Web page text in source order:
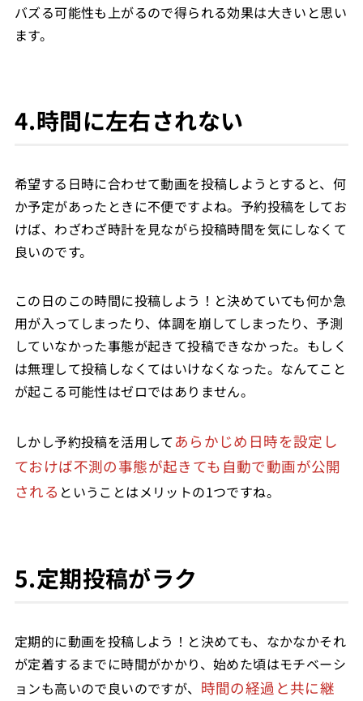
バズる可能性も上がるので得られる効果は大きいと思い
ます。
4.時間に左右されない
希望する日時に合わせて動画を投稿しようとすると、何
か予定があったときに不便ですよね。予約投稿をしてお
けば、わざわざ時計を見ながら投稿時間を気にしなくて
良いのです。
この日のこの時間に投稿しよう！と決めていても何か急
用が入ってしまったり、体調を崩してしまったり、予測
していなかった事態が起きて投稿できなかった。もしく
は無理して投稿しなくてはいけなくなった。なんてこと
が起こる可能性はゼロではありません。
しかし予約投稿を活用して あらかじめ日時を設定し
ておけば不測の事態が起きても自動で動画が公開
される ということはメリットの1つですね。
5.定期投稿がラク
定期的に動画を投稿しよう！と決めても、なかなかそれ
が定着するまでに時間がかかり、始めた頃はモチベーシ
ョンも高いので良いのですが、 時間の経過と共に継